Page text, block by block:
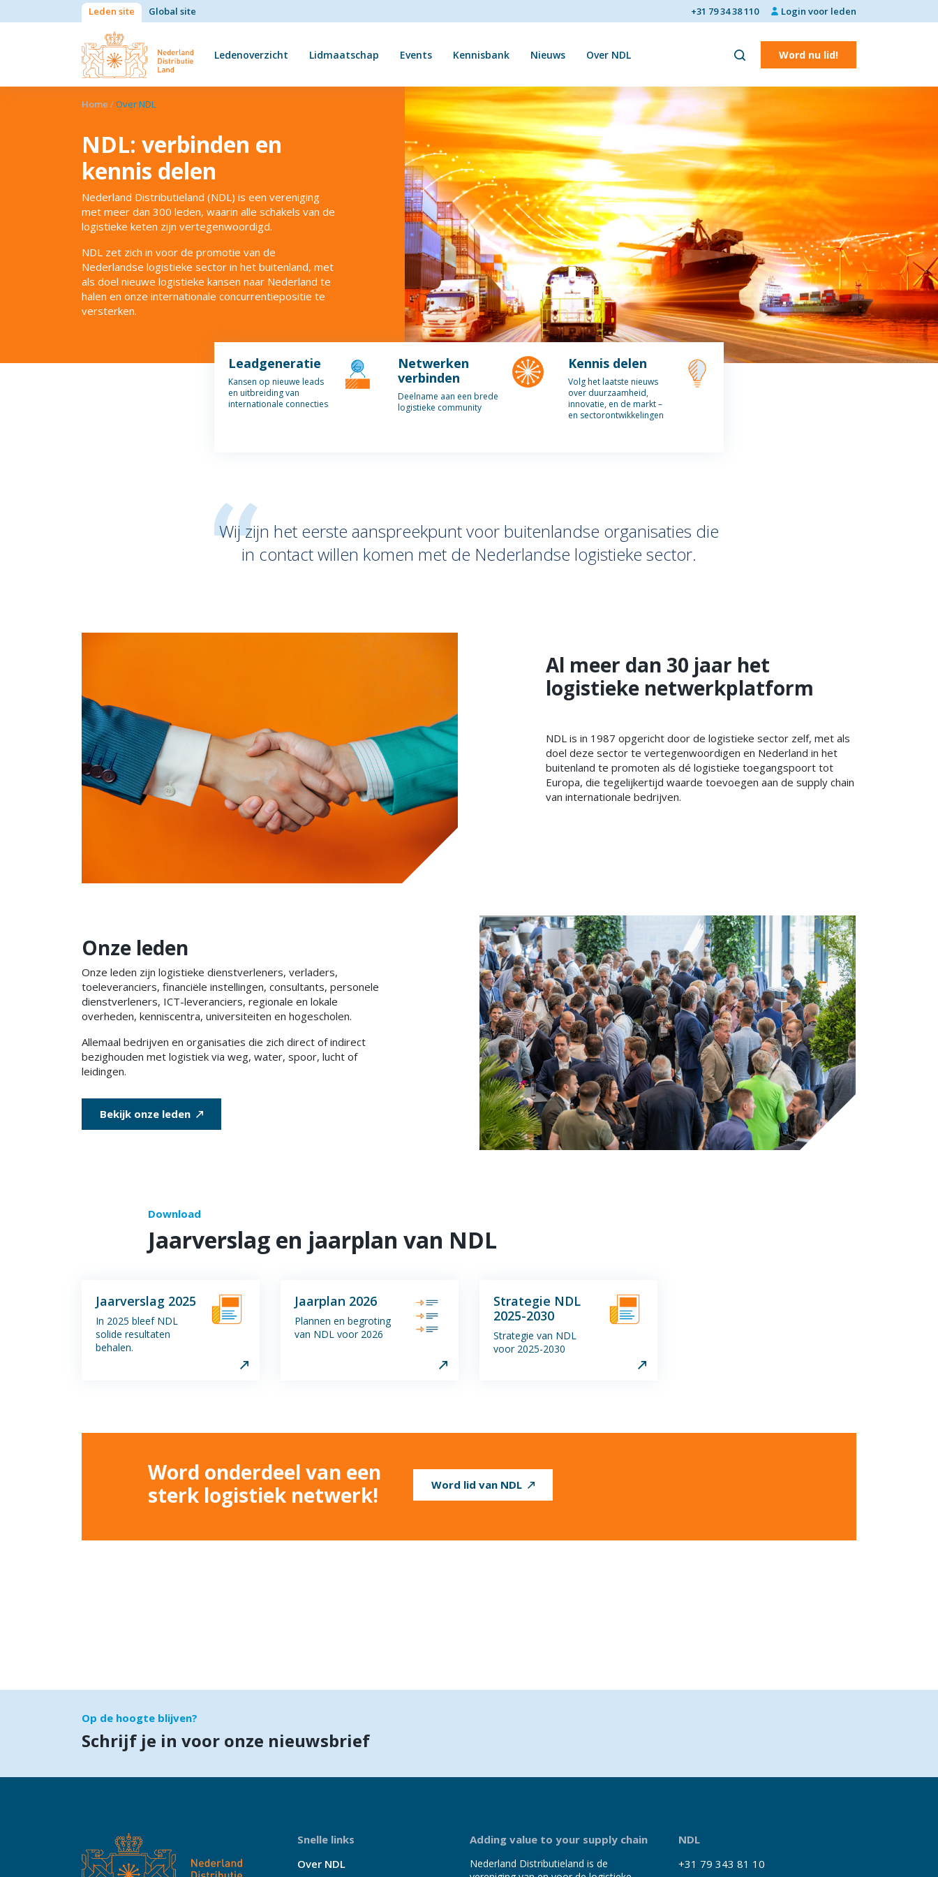
Leden site Global site +31 79 34 38 110 Login voor leden
Ledenoverzicht Lidmaatschap Events Kennisbank Nieuws Over NDL Word nu lid!
Home /Over NDL
NDL: verbinden en
kennis delen
Nederland Distributieland (NDL) is een vereniging
met meer dan 300 leden, waarin alle schakels van de
logistieke keten zijn vertegenwoordigd.
NDL zet zich in voor de promotie van de
Nederlandse logistieke sector in het buitenland, met
als doel nieuwe logistieke kansen naar Nederland te
halen en onze internationale concurrentiepositie te
versterken.
Leadgeneratie
Kansen op nieuwe leads
en uitbreiding van
internationale connecties
Netwerken
verbinden
Deelname aan een brede
logistieke community
Kennis delen
Volg het laatste nieuws
over duurzaamheid,
innovatie, en de markt –
en sectorontwikkelingen
Wij zijn het eerste aanspreekpunt voor buitenlandse organisaties die
in contact willen komen met de Nederlandse logistieke sector.
Al meer dan 30 jaar het
logistieke netwerkplatform
NDL is in 1987 opgericht door de logistieke sector zelf, met als
doel deze sector te vertegenwoordigen en Nederland in het
buitenland te promoten als dé logistieke toegangspoort tot
Europa, die tegelijkertijd waarde toevoegen aan de supply chain
van internationale bedrijven.
Onze leden
Onze leden zijn logistieke dienstverleners, verladers,
toeleveranciers, financiële instellingen, consultants, personele
dienstverleners, ICT-leveranciers, regionale en lokale
overheden, kenniscentra, universiteiten en hogescholen.
Allemaal bedrijven en organisaties die zich direct of indirect
bezighouden met logistiek via weg, water, spoor, lucht of
leidingen.
Bekijk onze leden
Download
Jaarverslag en jaarplan van NDL
Jaarverslag 2025
In 2025 bleef NDL
solide resultaten
behalen.
Jaarplan 2026
Plannen en begroting
van NDL voor 2026
Strategie NDL
2025-2030
Strategie van NDL
voor 2025-2030
Word onderdeel van een
sterk logistiek netwerk!
Word lid van NDL
Op de hoogte blijven?
Schrijf je in voor onze nieuwsbrief
Snelle links
Over NDL
Adding value to your supply chain
Nederland Distributieland is de
NDL
+31 79 343 81 10